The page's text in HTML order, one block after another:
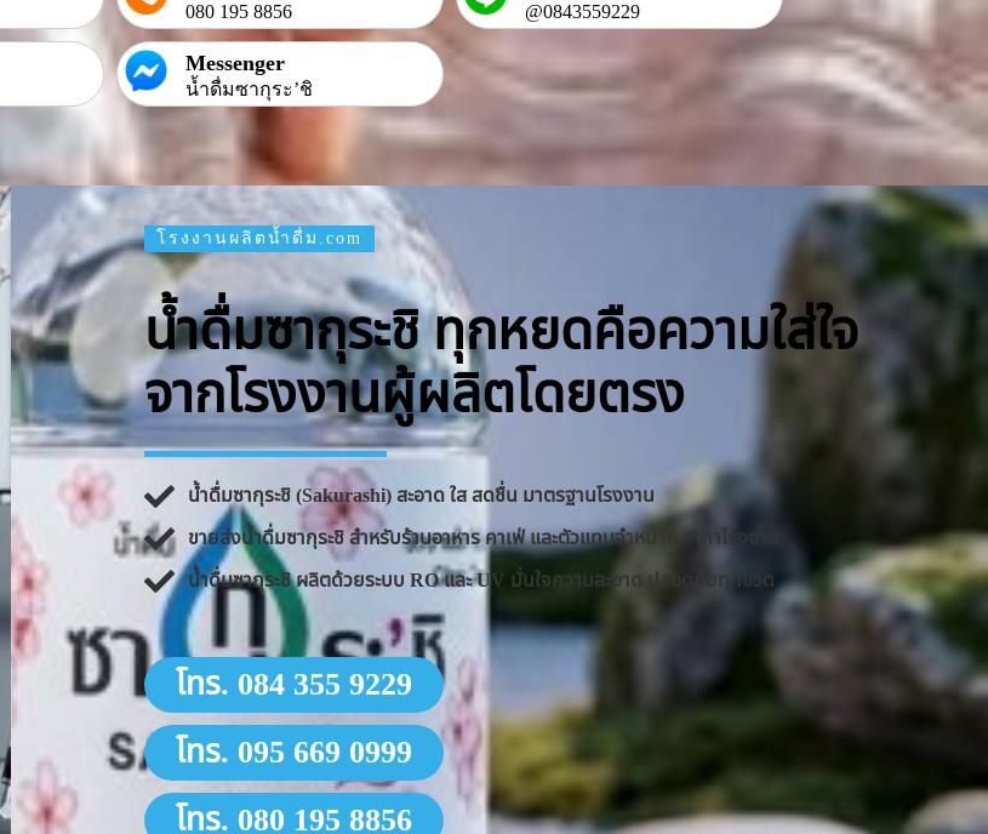
080 195 8856 @0843559229
Messenger
น้ำดื่มซากุระ’ชิ
โรงงานผลิตน้ำดื่ม.com
น้ำดื่มซากุระชิ ทุกหยดคือความใส่ใจ
จากโรงงานผู้ผลิตโดยตรง
น้ำดื่มซากุระชิ (Sakurashi) สะอาด ใส สดชื่น มาตรฐานโรงงาน
ขายส่งน้ำดื่มซากุระชิ สำหรับร้านอาหาร คาเฟ่ และตัวแทนจำหน่าย ราคาโรงงาน
น้ำดื่มซากุระชิ ผลิตด้วยระบบ RO และ UV มั่นใจความสะอาด ปลอดภัยทุกขวด
โทร. 084 355 9229
โทร. 095 669 0999
โทร. 080 195 8856